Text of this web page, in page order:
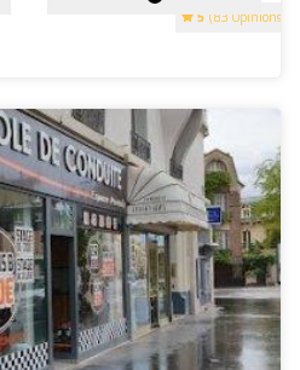
5 (83 Opinions)